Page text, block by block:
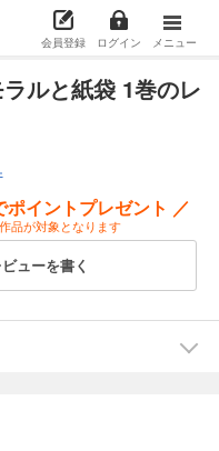
会員登録 ログイン メニュー
ルと紙袋 1巻のレ
ポイントプレゼント ／
品が対象となります
ビューを書く